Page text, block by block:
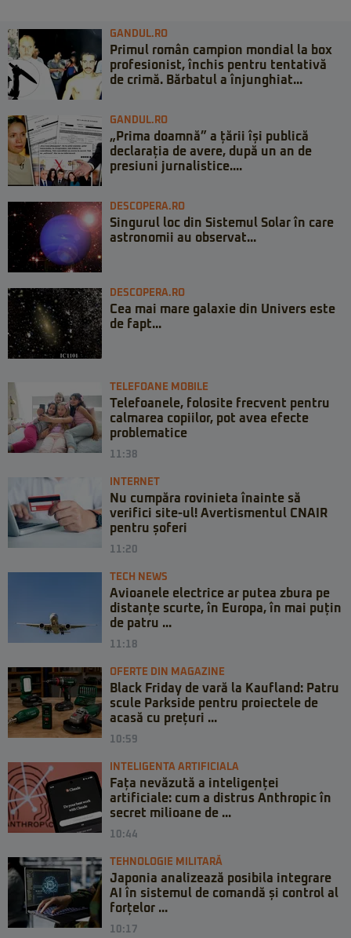
GANDUL.RO
Primul român campion mondial la box
profesionist, închis pentru tentativă
de crimă. Bărbatul a înjunghiat...
GANDUL.RO
„Prima doamnă” a țării își publică
declarația de avere, după un an de
presiuni jurnalistice....
DESCOPERA.RO
Singurul loc din Sistemul Solar în care
astronomii au observat...
DESCOPERA.RO
Cea mai mare galaxie din Univers este
de fapt...
TELEFOANE MOBILE
Telefoanele, folosite frecvent pentru
calmarea copiilor, pot avea efecte
problematice
11:38
INTERNET
Nu cumpăra rovinieta înainte să
verifici site-ul! Avertismentul CNAIR
pentru șoferi
11:20
TECH NEWS
Avioanele electrice ar putea zbura pe
distanțe scurte, în Europa, în mai puțin
de patru ...
11:18
OFERTE DIN MAGAZINE
Black Friday de vară la Kaufland: Patru
scule Parkside pentru proiectele de
acasă cu prețuri ...
10:59
INTELIGENTA ARTIFICIALA
Fața nevăzută a inteligenței
artificiale: cum a distrus Anthropic în
secret milioane de ...
10:44
TEHNOLOGIE MILITARĂ
Japonia analizează posibila integrare
AI în sistemul de comandă și control al
forțelor ...
10:17